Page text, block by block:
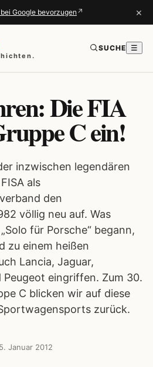
Google bevorzugen ↗ ×
SUCHE ☰
Die FIA
C ein!
inzwischen legendären
als
den
völlig neu auf. Was
für Porsche“ begann,
zu einem heißen
Lancia, Jaguar,
eingriffen. Zum 30.
C blicken wir auf diese
zurück.
Januar 2012